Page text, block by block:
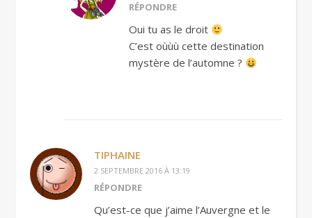
RÉPONDRE
Oui tu as le droit
C’est oùùù cette destination
mystère de l’automne ?
TIPHAINE
2 SEPTEMBRE 2016 À 13:19
RÉPONDRE
Qu’est-ce que j’aime l’Auvergne et le